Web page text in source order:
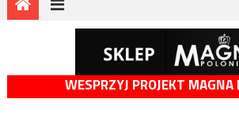
WESPRZYJ PROJEKT MAGNA